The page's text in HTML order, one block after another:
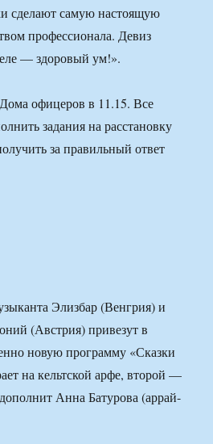
сделают самую настоящую
профессионала. Девиз
— здоровый ум!».
офицеров в 11.15. Все
задания на расстановку
за правильный ответ
Элизбар (Венгрия) и
(Австрия) привезут в
новую программу «Сказки
на кельтской арфе, второй —
Анна Батурова (аррай-